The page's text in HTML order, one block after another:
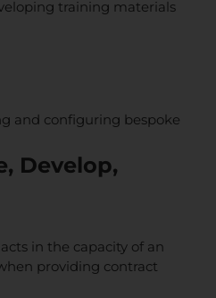
training materials
and configuring bespoke
Develop,
in the capacity of an
providing contract